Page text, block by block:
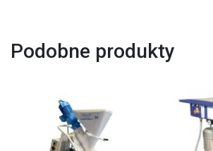
Podobne produkty